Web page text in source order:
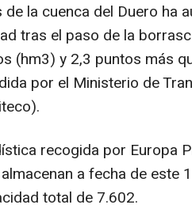
la cuenca del Duero ha
tras el paso de la
(hm3) y 2,3 puntos más
por el Ministerio de
recogida por Europa
a fecha de este
total de 7.602.